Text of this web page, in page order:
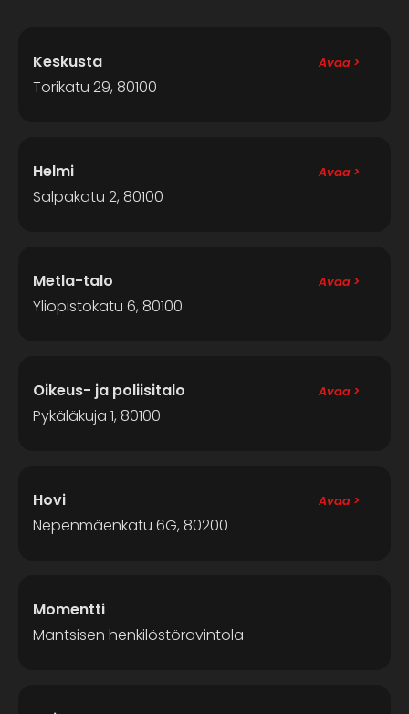
Keskusta
Torikatu 29, 80100
Avaa >
Helmi
Salpakatu 2, 80100
Avaa >
Metla-talo
Yliopistokatu 6, 80100
Avaa >
Oikeus- ja poliisitalo
Pykäläkuja 1, 80100
Avaa >
Hovi
Nepenmäenkatu 6G, 80200
Avaa >
Momentti
Mantsisen henkilöstöravintola